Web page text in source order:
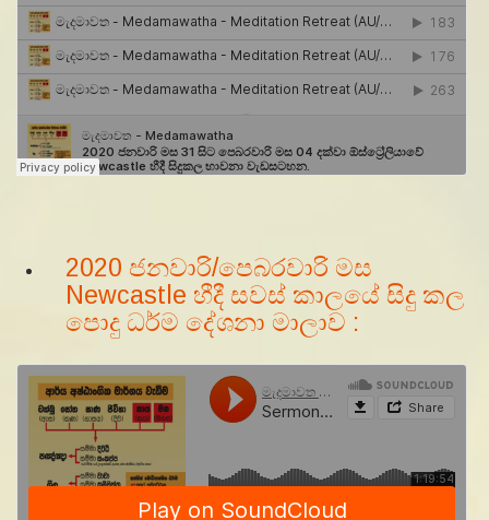
2020 ජනවාරි/පෙබරවාරි මස
Newcastle හීදී සවස් කාලයේ සිදු කල
පොදු ධර්ම දේශනා මාලාව :